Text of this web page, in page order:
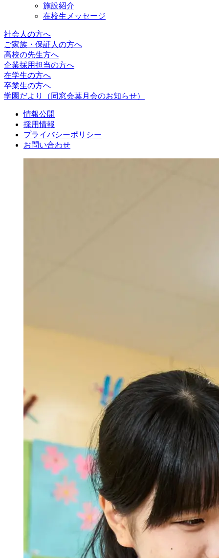
施設紹介
在校生メッセージ
社会人の方へ
ご家族・保証人の方へ
高校の先生方へ
企業採用担当の方へ
在学生の方へ
卒業生の方へ
学園だより
（同窓会葉月会のお知らせ）
情報公開
採用情報
プライバシーポリシー
お問い合わせ